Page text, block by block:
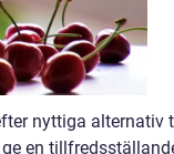
nyttiga alternativ
en